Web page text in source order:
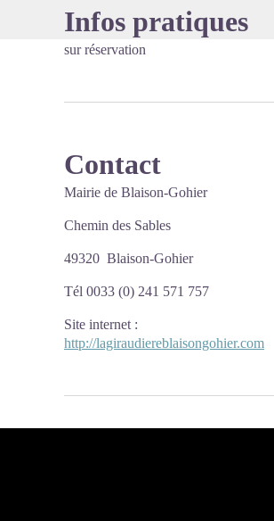
Infos pratiques
sur réservation
Contact
Mairie de Blaison-Gohier
Chemin des Sables
49320 Blaison-Gohier
Tél 0033 (0) 241 571 757
Site internet :
http://lagiraudiereblaisongohier.com